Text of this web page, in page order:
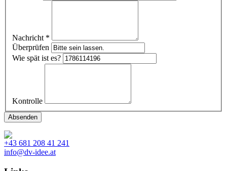
Nachricht *
Überprüfen
Wie spät ist es?
Kontrolle
+43 681 208 41 241
info@dv-idee.at